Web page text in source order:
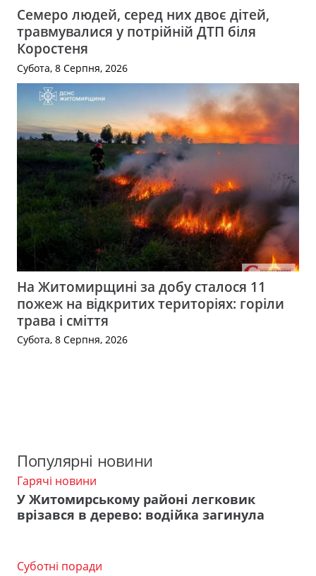
Семеро людей, серед них двоє дітей,
травмувалися у потрійній ДТП біля
Коростеня
Субота, 8 Серпня, 2026
На Житомирщині за добу сталося 11
пожеж на відкритих територіях: горіли
трава і сміття
Субота, 8 Серпня, 2026
Популярні новини
Гарячі новини
У Житомирському районі легковик
врізався в дерево: водійка загинула
Суботні поради